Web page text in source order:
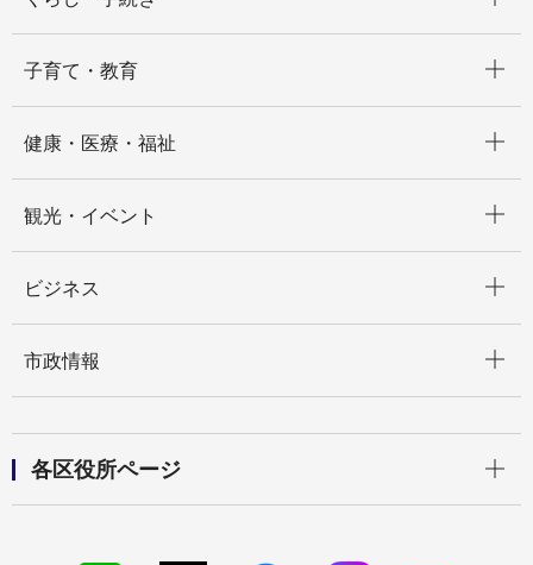
子育て・教育
健康・医療・福祉
観光・イベント
ビジネス
市政情報
各区役所ページ